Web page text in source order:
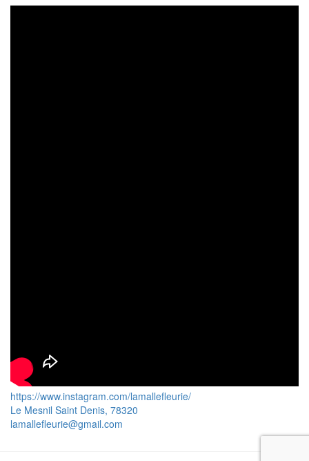
https://www.instagram.com/lamallefleurie/
Le Mesnil Saint Denis, 78320
lamallefleurie@gmail.com